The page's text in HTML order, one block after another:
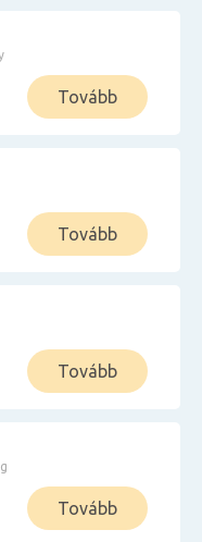
Tovább
Tovább
Tovább
Tovább